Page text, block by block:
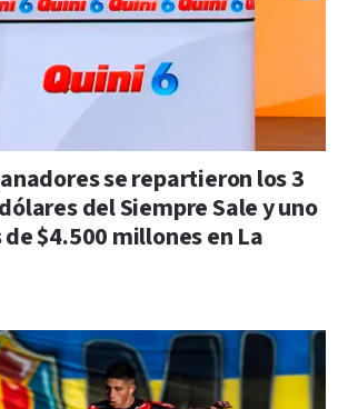
se repartieron los 3
del Siempre Sale y uno
$4.500 millones en La